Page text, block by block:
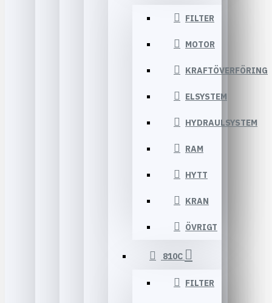
FILTER
MOTOR
KRAFTÖVERFÖRING
ELSYSTEM
HYDRAULSYSTEM
RAM
HYTT
KRAN
ÖVRIGT
810C
FILTER